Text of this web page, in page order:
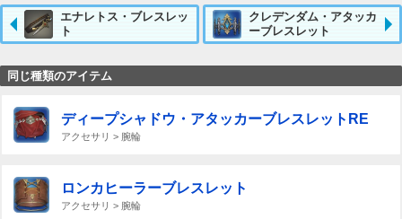
エナレトス・ブレスレッ
ト
クレデンダム・アタッカ
ーブレスレット
同じ種類のアイテム
ディープシャドウ・アタッカーブレスレットRE
アクセサリ > 腕輪
ロンカヒーラーブレスレット
アクセサリ > 腕輪